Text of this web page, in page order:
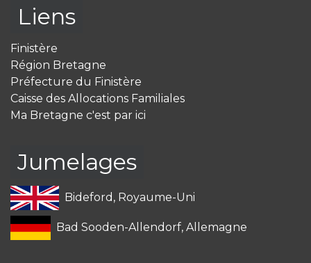
Liens
Finistère
Région Bretagne
Préfecture du Finistère
Caisse des Allocations Familiales
Ma Bretagne c'est par ici
Jumelages
Bideford, Royaume-Uni
Bad Sooden-Allendorf, Allemagne